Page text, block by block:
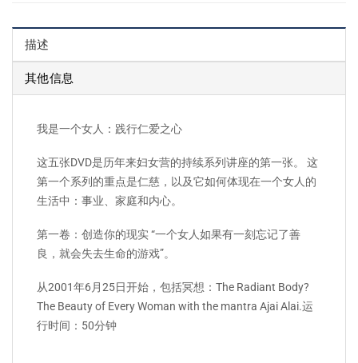
描述
其他信息
我是一个女人：践行仁爱之心
这五张DVD是历年来妇女营的持续系列讲座的第一张。 这
第一个系列的重点是仁慈，以及它如何体现在一个女人的
生活中：事业、家庭和内心。
第一卷：创造你的现实 “一个女人如果有一刻忘记了善
良，就会失去生命的游戏”。
从2001年6月25日开始，包括冥想：The Radiant Body?
The Beauty of Every Woman with the mantra Ajai Alai.运
行时间：50分钟